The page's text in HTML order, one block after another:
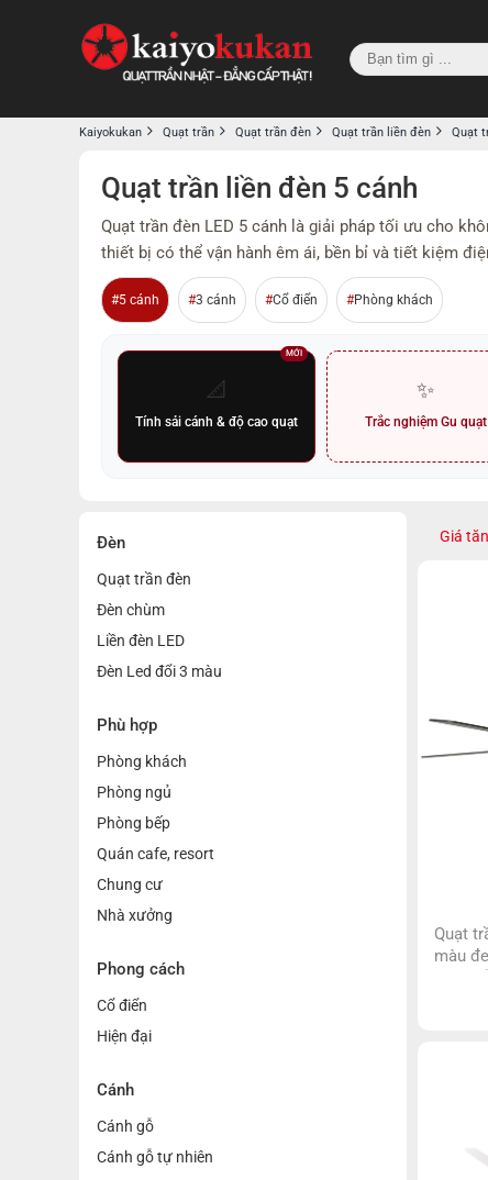
Kaiyokukan Quạt trần Quạt trần đèn Quạt trần liền đèn Quạt
Quạt trần liền đèn 5 cánh
Quạt trần đèn LED 5 cánh là giải pháp tối ưu cho
thiết bị có thể vận hành êm ái, bền bỉ và tiết kiệm
5 cánh 3 cánh Cổ điển Phòng khách
📐
Tính sải cánh & độ cao quạt
MỚI
✨
Trắc nghiệm Gu quạt
Đèn
Quạt trần đèn
Đèn chùm
Liền đèn LED
Đèn Led đổi 3 màu
Phù hợp
Phòng khách
Phòng ngủ
Phòng bếp
Quán cafe, resort
Chung cư
Nhà xưởng
Phong cách
Cổ điển
Hiện đại
Cánh
Cánh gỗ
Cánh gỗ tự nhiên
Giá
Quạt
màu
3